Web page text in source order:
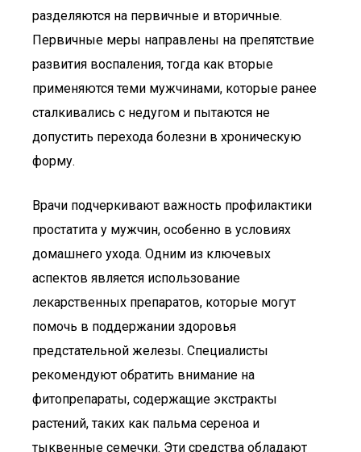
разделяются на первичные и вторичные.
Первичные меры направлены на препятствие
развития воспаления, тогда как вторые
применяются теми мужчинами, которые ранее
сталкивались с недугом и пытаются не
допустить перехода болезни в хроническую
форму.
Врачи подчеркивают важность профилактики
простатита у мужчин, особенно в условиях
домашнего ухода. Одним из ключевых
аспектов является использование
лекарственных препаратов, которые могут
помочь в поддержании здоровья
предстательной железы. Специалисты
рекомендуют обратить внимание на
фитопрепараты, содержащие экстракты
растений, таких как пальма сереноа и
тыквенные семечки. Эти средства обладают